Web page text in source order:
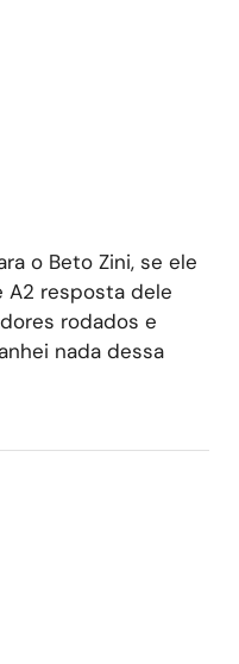
o Beto Zini, se ele
A2 resposta dele
rodados e
nada dessa